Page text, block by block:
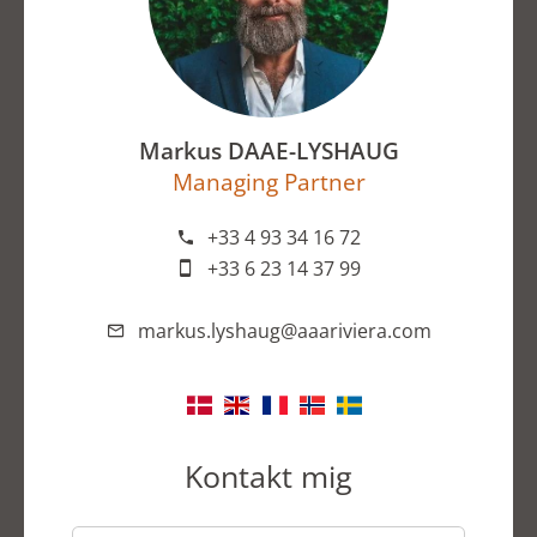
Markus DAAE-LYSHAUG
Managing Partner
+33 4 93 34 16 72
+33 6 23 14 37 99
markus.lyshaug@aaariviera.com
Kontakt mig